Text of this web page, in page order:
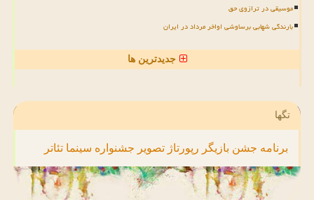
موسیقی در ترازوی حق
بارندگی شهابی برساوشی اواخر مرداد در ایران
جدیدترین ها
تگها
برنامه جشن بازیگر رپورتاژ تصویر جشنواره سینما تئاتر